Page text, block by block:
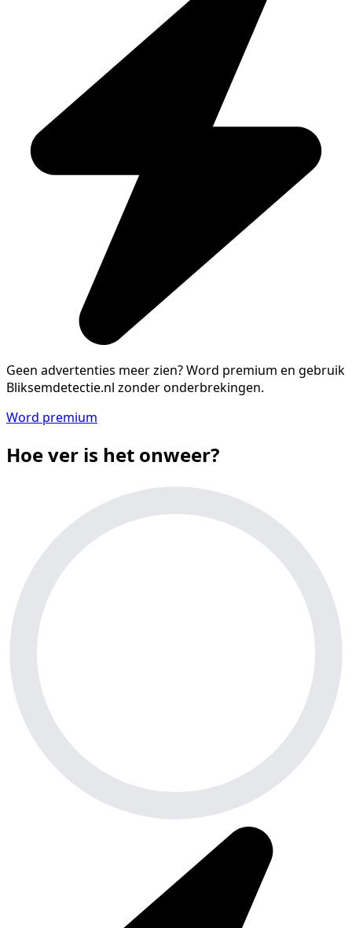
Geen advertenties meer zien?Word premium en gebruik
Bliksemdetectie.nl zonder onderbrekingen.
Word premium
Hoe ver is het onweer?